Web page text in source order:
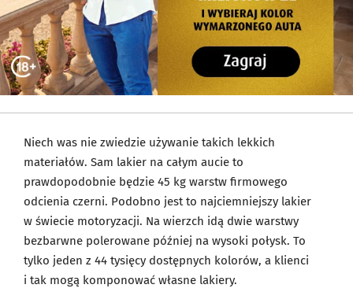
Niech was nie zwiedzie używanie takich lekkich
materiałów. Sam lakier na całym aucie to
prawdopodobnie będzie 45 kg warstw firmowego
odcienia czerni. Podobno jest to najciemniejszy lakier
w świecie motoryzacji. Na wierzch idą dwie warstwy
bezbarwne polerowane później na wysoki połysk. To
tylko jeden z 44 tysięcy dostępnych kolorów, a klienci
i tak mogą komponować własne lakiery.